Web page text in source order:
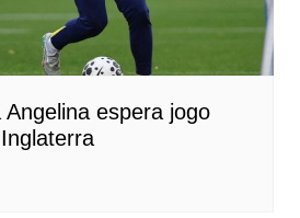
espera jogo